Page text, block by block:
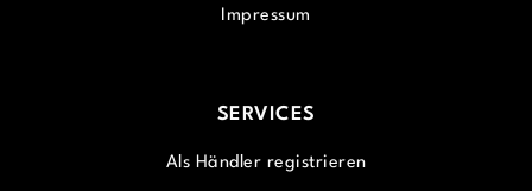
Impressum
SERVICES
Als Händler registrieren